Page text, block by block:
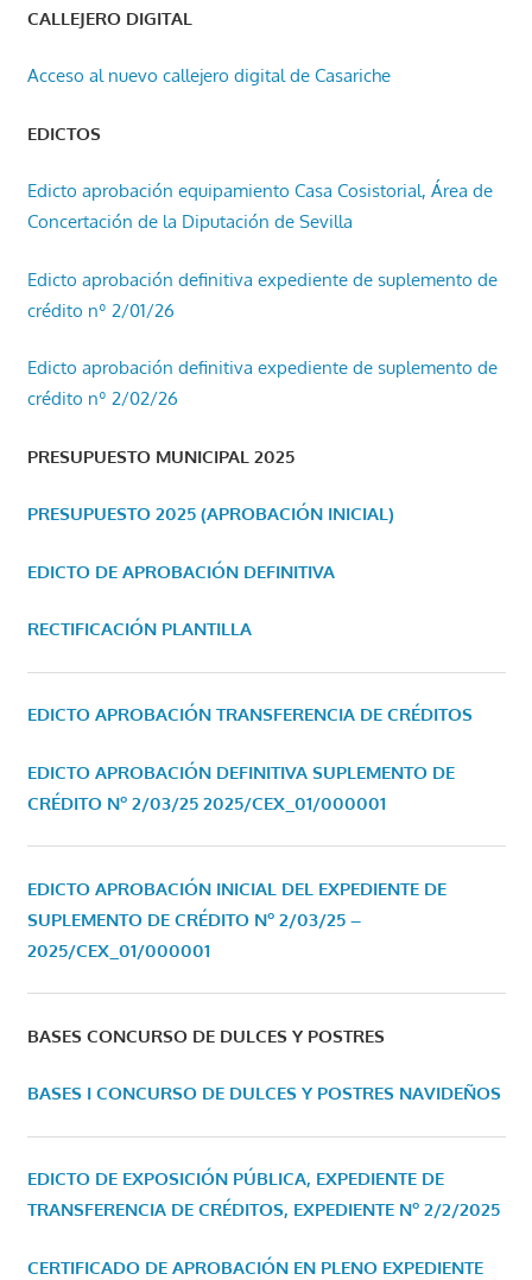
CALLEJERO DIGITAL
Acceso al nuevo callejero digital de Casariche
EDICTOS
Edicto aprobación equipamiento Casa Cosistorial, Área de
Concertación de la Diputación de Sevilla
Edicto aprobación definitiva expediente de suplemento de
crédito nº 2/01/26
Edicto aprobación definitiva expediente de suplemento de
crédito nº 2/02/26
PRESUPUESTO MUNICIPAL 2025
PRESUPUESTO 2025 (APROBACIÓN INICIAL)
EDICTO DE APROBACIÓN DEFINITIVA
RECTIFICACIÓN PLANTILLA
EDICTO APROBACIÓN TRANSFERENCIA DE CRÉDITOS
EDICTO APROBACIÓN DEFINITIVA SUPLEMENTO DE
CRÉDITO Nº 2/03/25 2025/CEX_01/000001
EDICTO APROBACIÓN INICIAL DEL EXPEDIENTE DE
SUPLEMENTO DE CRÉDITO Nº 2/03/25 –
2025/CEX_01/000001
BASES CONCURSO DE DULCES Y POSTRES
BASES I CONCURSO DE DULCES Y POSTRES NAVIDEÑOS
EDICTO DE EXPOSICIÓN PÚBLICA, EXPEDIENTE DE
TRANSFERENCIA DE CRÉDITOS, EXPEDIENTE Nº 2/2/2025
CERTIFICADO DE APROBACIÓN EN PLENO EXPEDIENTE